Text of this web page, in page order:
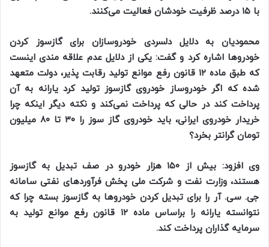
با ۱۵ درصد ظرفیت خودشان فعالیت می‌کنند.
محمودیان به دلایل دلسردی خودروسازان برای گازسوز کردن
خودرو‌ها اشاره کرد و گفت: یکی از دلایل عدم علاقه مندی اینست
که طبق ماده ۱۲ قانون رفع موانع تولید رقابت پذیر، دولت متعهد
شده که اگر خودروساز خودروی گازسوز تولید کرد یارانه به آن
پرداخت کند در حالی که پرداخت نمی‌کند و نکته دیگر اینکه چرا
خریدار خودروی ایرانی، باید خودروی گاز سوز را ۳۰ تا ۸۰ میلیون
تومان گرانتر بخرد؟
وی افزود: بیش از ۱۵۰ هزار خودرو در صف تبدیل به گازسوز
هستند، وزارت نفت و شرکت ملی پخش فرآورد‌های نفتی سامانه
جی. سی. آر را برای تبدیل کردن خودرو‌ها به گازسوز بسته چرا که
نتوانسته یارانه را براساس ماده ۱۲ قانون رفع موانع تولید به
سرمایه گذاران پرداخت کند.